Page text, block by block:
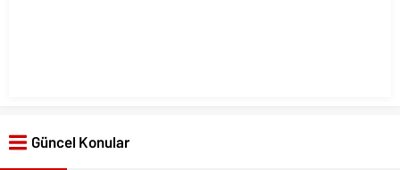
Güncel Konular